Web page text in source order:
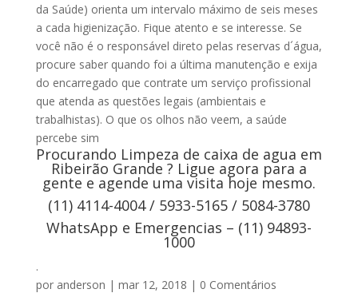
da Saúde) orienta um intervalo máximo de seis meses
a cada higienização. Fique atento e se interesse. Se
você não é o responsável direto pelas reservas d´água,
procure saber quando foi a última manutenção e exija
do encarregado que contrate um serviço profissional
que atenda as questões legais (ambientais e
trabalhistas). O que os olhos não veem, a saúde
percebe sim
Procurando Limpeza de caixa de agua em
Ribeirão Grande ? Ligue agora para a
gente e agende uma visita hoje mesmo.
(11) 4114-4004 / 5933-5165 / 5084-3780
WhatsApp e Emergencias – (11) 94893-
1000
.
por anderson | mar 12, 2018 | 0 Comentários